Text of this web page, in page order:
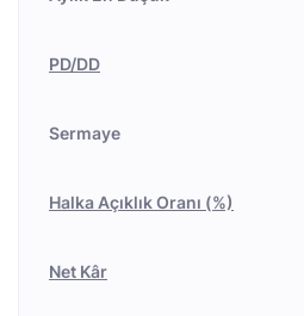
PD/DD
Sermaye
Halka Açıklık Oranı (%)
Net Kâr